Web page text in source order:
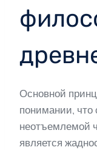
Основной
понимании, что
неотъемлемой
является